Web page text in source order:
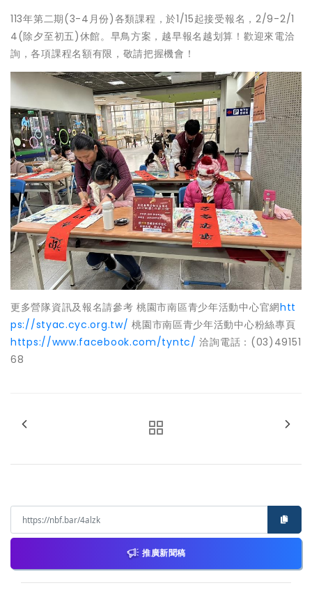
113年第二期(3-4月份)各類課程，於1/15起接受報名，2/9-2/1
4(除夕至初五)休館。早鳥方案，越早報名越划算！歡迎來電洽
詢，各項課程名額有限，敬請把握機會！
更多營隊資訊及報名請參考 桃園市南區青少年活動中心官網htt
ps://styac.cyc.org.tw/ 桃園市南區青少年活動中心粉絲專頁
https://www.facebook.com/tyntc/ 洽詢電話：(03)49151
68
推廣新聞稿